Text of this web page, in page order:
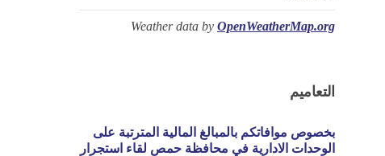
Weather data by OpenWeatherMap.org
التعاميم
بخصوص موافاتكم بالمبالغ المالية المترتبة على
الوحدات الادارية في محافظة حمص لقاء استجرار